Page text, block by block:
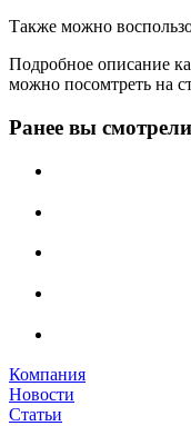
Также можно
Подробное описание
можно посомтреть на
Ранее вы смотрели
Компания
Новости
Статьи